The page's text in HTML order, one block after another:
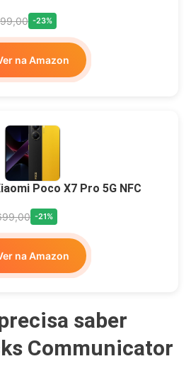
-23%
na Amazon
Poco X7 Pro 5G NFC
-21%
na Amazon
saber
Communicator